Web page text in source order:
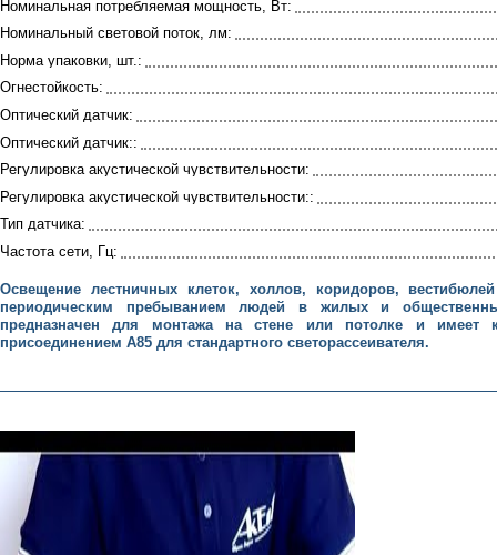
Номинальная потребляемая мощность, Вт:
Номинальный световой поток, лм:
Норма упаковки, шт.:
Огнестойкость:
Оптический датчик:
Оптический датчик::
Регулировка акустической чувствительности:
Регулировка акустической чувствительности::
Тип датчика:
Частота сети, Гц:
Освещение лестничных клеток, холлов, коридоров,
периодическим пребыванием людей в жилых и
предназначен для монтажа на стене или потолке и имеет
присоединением А85 для стандартного светорассеивателя.